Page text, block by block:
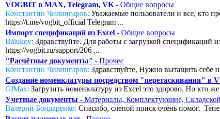
VOGBIT в MAX, Telegram, VK - Общие вопросы
Константин Чилингаров: Уважаемые пользователи и все, кто
https://t.me/vogbit_official Telegram ...
Импорт спецификаций из Excel - Общие вопросы
Balukov: Здравствуйте. Для работы с загрузкой
https://vogbit.ru/support/206 ...
"Расчётные документы" - Прочее
Константин Чилингаров: Здравствуйте, Нужно вытащить себе
Создание номенклатуры посредством "перетаскивания" в
GlMax: Загрузить номенклатуру из Excel это здорово. Но кто
Учетные документы - Материалы, Комплектующие,
Валерий Бондаренко: Спасибо, слепой поиск очень помог.